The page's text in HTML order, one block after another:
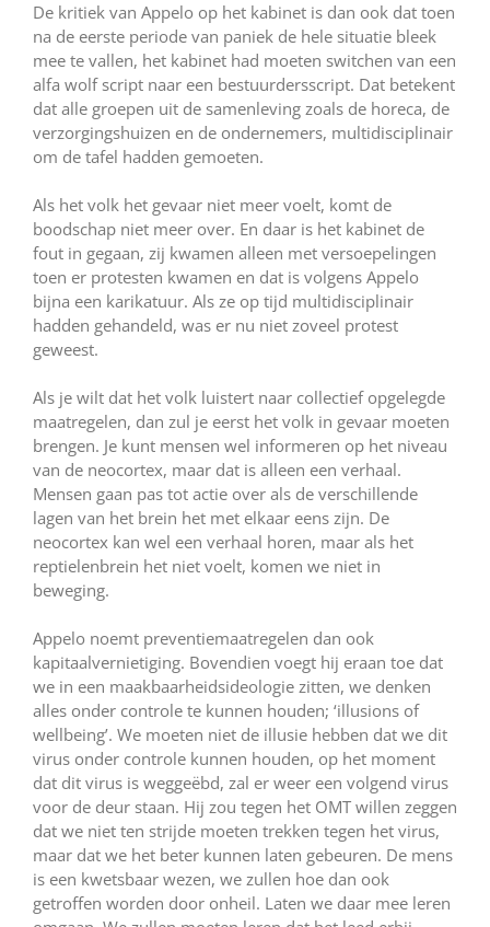
De kritiek van Appelo op het kabinet is dan ook dat toen
na de eerste periode van paniek de hele situatie bleek
mee te vallen, het kabinet had moeten switchen van een
alfa wolf script naar een bestuurdersscript. Dat betekent
dat alle groepen uit de samenleving zoals de horeca, de
verzorgingshuizen en de ondernemers, multidisciplinair
om de tafel hadden gemoeten.
Als het volk het gevaar niet meer voelt, komt de
boodschap niet meer over. En daar is het kabinet de
fout in gegaan, zij kwamen alleen met versoepelingen
toen er protesten kwamen en dat is volgens Appelo
bijna een karikatuur. Als ze op tijd multidisciplinair
hadden gehandeld, was er nu niet zoveel protest
geweest.
Als je wilt dat het volk luistert naar collectief opgelegde
maatregelen, dan zul je eerst het volk in gevaar moeten
brengen. Je kunt mensen wel informeren op het niveau
van de neocortex, maar dat is alleen een verhaal.
Mensen gaan pas tot actie over als de verschillende
lagen van het brein het met elkaar eens zijn. De
neocortex kan wel een verhaal horen, maar als het
reptielenbrein het niet voelt, komen we niet in
beweging.
Appelo noemt preventiemaatregelen dan ook
kapitaalvernietiging. Bovendien voegt hij eraan toe dat
we in een maakbaarheidsideologie zitten, we denken
alles onder controle te kunnen houden; ‘illusions of
wellbeing’. We moeten niet de illusie hebben dat we dit
virus onder controle kunnen houden, op het moment
dat dit virus is weggeëbd, zal er weer een volgend virus
voor de deur staan. Hij zou tegen het OMT willen zeggen
dat we niet ten strijde moeten trekken tegen het virus,
maar dat we het beter kunnen laten gebeuren. De mens
is een kwetsbaar wezen, we zullen hoe dan ook
getroffen worden door onheil. Laten we daar mee leren